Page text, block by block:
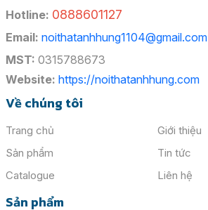
Hotline: 0888601127
Email: noithatanhhung1104@gmail.com
MST: 0315788673
Website: https://noithatanhhung.com
Về chúng tôi
Trang chủ
Giới thiệu
Sản phẩm
Tin tức
Catalogue
Liên hệ
Sản phẩm